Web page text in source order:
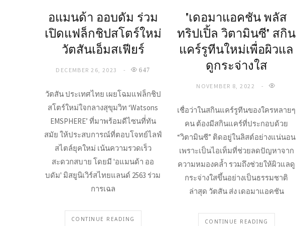
อแมนด้า ออบดัม ร่วม
เปิดแฟล็กชิปสโตร์ใหม่
วัตสันเอ็มสเฟียร์
DECEMBER 26, 2023 647
วัตสัน ประเทศไทย เผยโฉมแฟล็กชิป
สโตร์ใหม่ใจกลางสุขุมวิท ‘Watsons
EMSPHERE’ ที่มาพร้อมดีไซนที่่ทัน
สมัย ให้ประสบการณ์ที่ตอบโจทย์ไลฟ์
สไตล์ยุคใหม่ เน้นความรวดเร็ว
สะดวกสบาย โดยมี 'อแมนด้า ออ
บดัม' มิสยูนิเวิร์สไทยแลนด์ 2563 ร่วม
การเฉล
CONTINUE READING
"เดอมาแอคชัน พลัส
ทริปเปิ้ล วิตามินซี" สกิน
แคร์รูทีนใหม่เพื่อผิวแล
ดูกระจ่างใส
NOVEMBER 8, 2022
เชื่อว่าในสกินแคร์รูทีนของใครหลายๆ
คน ต้องมีสกินแคร์ที่ประกอบด้วย
“วิตามินซี” ติดอยู่ในลิสต์อย่างแน่นอน
เพราะเป็นไอเท็มที่ช่วยลดปัญหาจาก
ความหมองคล้ำ รวมถึงช่วยให้ผิวแลดู
กระจ่างใสขึ้นอย่างเป็นธรรมชาติ
ล่าสุด วัตสัน ส่ง เดอมาแอคชัน
CONTINUE READING